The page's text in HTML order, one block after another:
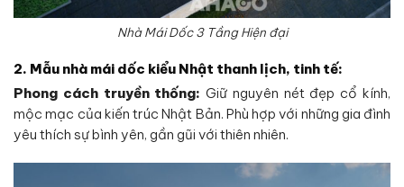
Nhà Mái Dốc 3 Tầng Hiện đại
2. Mẫu nhà mái dốc kiểu Nhật thanh lịch, tinh tế:
Phong cách truyền thống: Giữ nguyên nét đẹp cổ kính,
mộc mạc của kiến trúc Nhật Bản. Phù hợp với những gia đình
yêu thích sự bình yên, gần gũi với thiên nhiên.